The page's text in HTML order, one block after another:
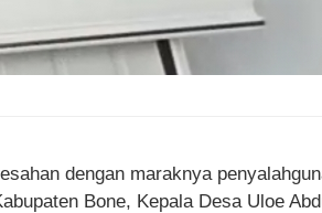
dengan maraknya
Bone, Kepala Desa Uloe